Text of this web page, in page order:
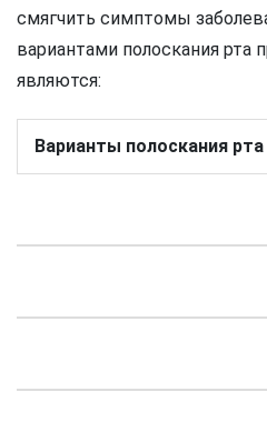
смягчить симптомы
вариантами полоскания рта
являются:
Варианты полоскания